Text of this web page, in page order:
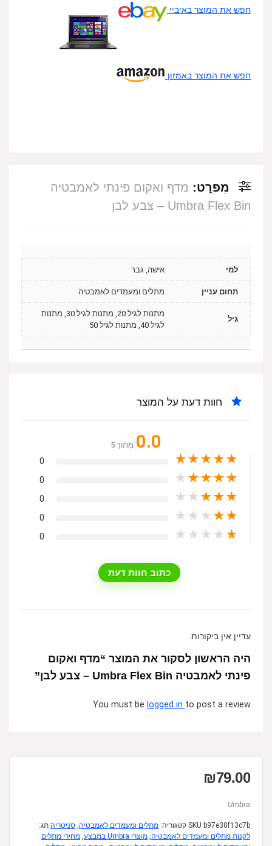
חפש את המוצר באיביי
חפש את המוצר באמזון
מִפרָט: מדף ואקום פינתי לאמבטיה
Umbra Flex Bin – צבע לבן
למי אישה, גבר
תחום עניין מתלים ומעמדים לאמבטיה
גיל
מתנות לגיל 20, מתנות לגיל 30, מתנות
לגיל 40, מתנות לגיל 50
חוות דעת על המוצר
0.0 מִתוֹך 5
★
★
★
★
★
0
★
★
★
★
★
0
★
★
★
★
★
0
★
★
★
★
★
0
★
★
★
★
★
0
כתוב חוות דעת
עדיין אין ביקורות.
היה הראשון לסקור את המוצר “מדף ואקום
פינתי לאמבטיה Umbra Flex Bin – צבע לבן”
You must be logged in to post a review.
₪79.00
Umbra
SKU b97e30f13c7b קטגוריה: מתלים ומעמדים לאמבטיה, סניטריה תָג:
לקנות מתלים ומעמדים לאמבטיה, מוצרי Umbra במבצע , מחירי מתלים